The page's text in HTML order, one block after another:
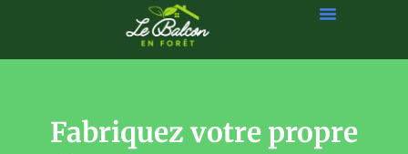
Fabriquez votre propre